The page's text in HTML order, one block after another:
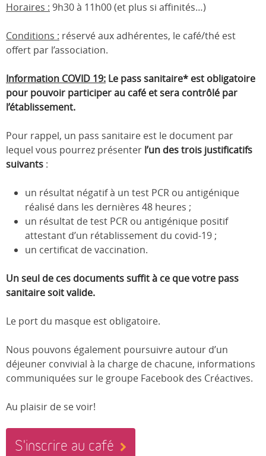
Horaires : 9h30 à 11h00 (et plus si affinités…)
Conditions : réservé aux adhérentes, le café/thé est
offert par l’association.
Information COVID 19: Le pass sanitaire* est obligatoire
pour pouvoir participer au café et sera contrôlé par
l’établissement.
Pour rappel, un pass sanitaire est le document par
lequel vous pourrez présenter l’un des trois justificatifs
suivants :
un résultat négatif à un test PCR ou antigénique
réalisé dans les dernières 48 heures ;
un résultat de test PCR ou antigénique positif
attestant d’un rétablissement du covid-19 ;
un certificat de vaccination.
Un seul de ces documents suffit à ce que votre pass
sanitaire soit valide.
Le port du masque est obligatoire.
Nous pouvons également poursuivre autour d’un
déjeuner convivial à la charge de chacune, informations
communiquées sur le groupe Facebook des Créactives.
Au plaisir de se voir!
S'inscrire au café